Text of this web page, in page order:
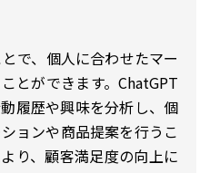
で、個人に合わせたマー
とができます。ChatGPT
履歴や興味を分析し、個
ョンや商品提案を行うこ
り、顧客満足度の向上に